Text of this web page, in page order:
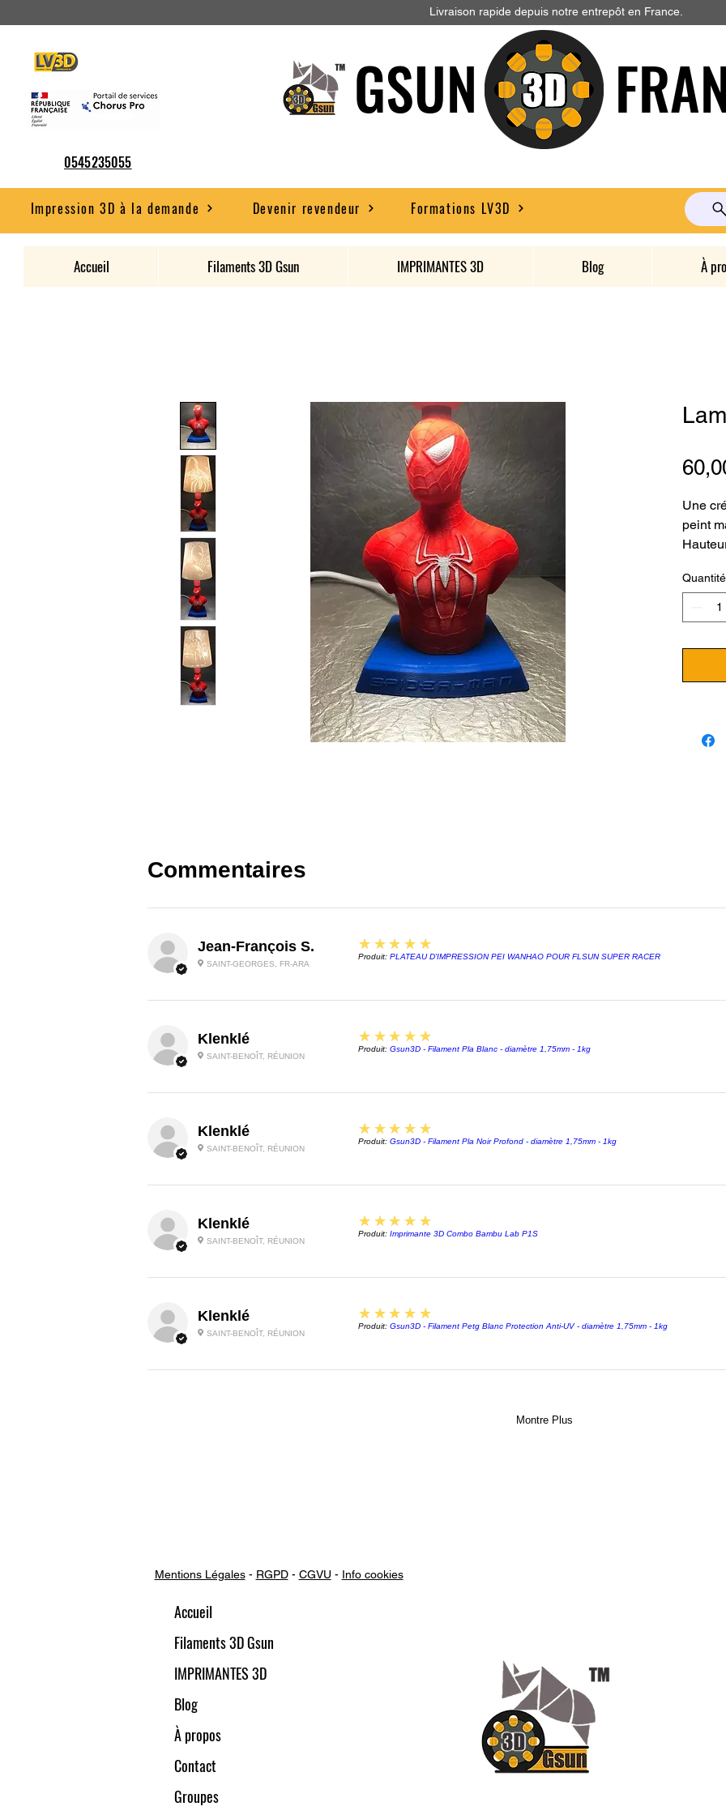
Livraison rapide depuis notre entrepôt en France.
0545235055
GSUN
Impression 3D à la demande Devenir revendeur Formations LV3D
Accueil Filaments 3D Gsun IMPRIMANTES 3D Blog À
Une
peint
Poids
pour
Quantité
Commentaires
Jean-François S.
SAINT-GEORGES, FR-ARA
5
★★★★★
Produit: PLATEAU D'IMPRESSION PEI WANHAO POUR FLSUN SUPER RACER
Klenklé
SAINT-BENOÎT, RÉUNION
5
★★★★★
Produit: Gsun3D - Filament Pla Blanc - diamètre 1,75mm - 1kg
Klenklé
SAINT-BENOÎT, RÉUNION
5
★★★★★
Produit: Gsun3D - Filament Pla Noir Profond - diamètre 1,75mm - 1kg
Klenklé
SAINT-BENOÎT, RÉUNION
5
★★★★★
Produit: Imprimante 3D Combo Bambu Lab P1S
Klenklé
SAINT-BENOÎT, RÉUNION
5
★★★★★
Produit: Gsun3D - Filament Petg Blanc Protection Anti-UV - diamètre 1,75mm - 1kg
Montre Plus
Mentions Légales- RGPD- CGVU - Info cookies
Accueil
Filaments 3D Gsun
IMPRIMANTES 3D
Blog
À propos
Contact
Groupes